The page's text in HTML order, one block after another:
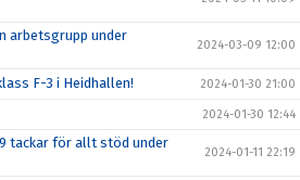
arbetsgrupp under
2024-03-09 12:00
F-3 i Heidhallen! 2024-01-30 21:00
2024-01-30 12:44
tackar för allt stöd under
2024-01-11 22:19